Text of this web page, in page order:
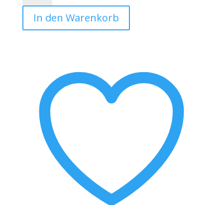
Baumwoll-
Shirt
Muttertag
Muttertagsgeschenk
Menge
In den Warenkorb